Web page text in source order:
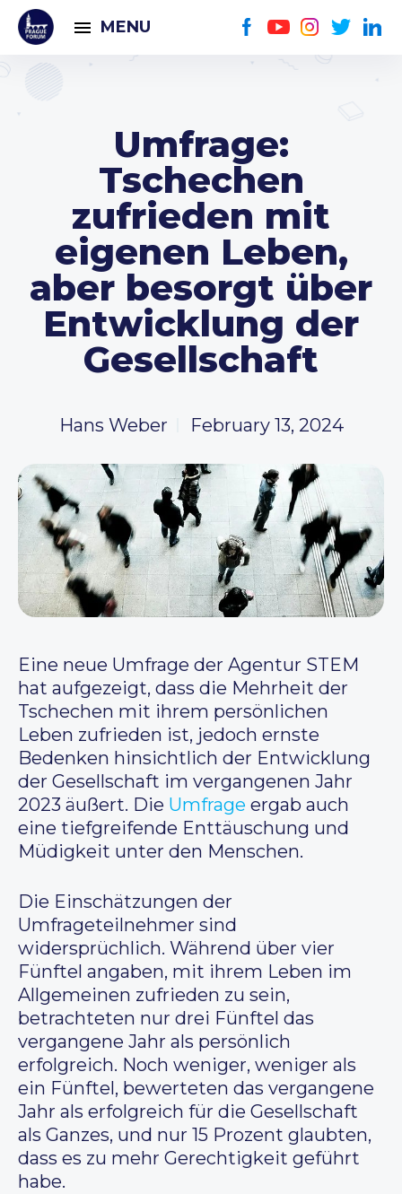
MENU
Umfrage:
Tschechen
zufrieden mit
eigenen Leben,
aber besorgt über
Entwicklung der
Gesellschaft
Hans Weber February 13, 2024
Eine neue Umfrage der Agentur STEM
hat aufgezeigt, dass die Mehrheit der
Tschechen mit ihrem persönlichen
Leben zufrieden ist, jedoch ernste
Bedenken hinsichtlich der Entwicklung
der Gesellschaft im vergangenen Jahr
2023 äußert. Die Umfrage ergab auch
eine tiefgreifende Enttäuschung und
Müdigkeit unter den Menschen.
Die Einschätzungen der
Umfrageteilnehmer sind
widersprüchlich. Während über vier
Fünftel angaben, mit ihrem Leben im
Allgemeinen zufrieden zu sein,
betrachteten nur drei Fünftel das
vergangene Jahr als persönlich
erfolgreich. Noch weniger, weniger als
ein Fünftel, bewerteten das vergangene
Jahr als erfolgreich für die Gesellschaft
als Ganzes, und nur 15 Prozent glaubten,
dass es zu mehr Gerechtigkeit geführt
habe.